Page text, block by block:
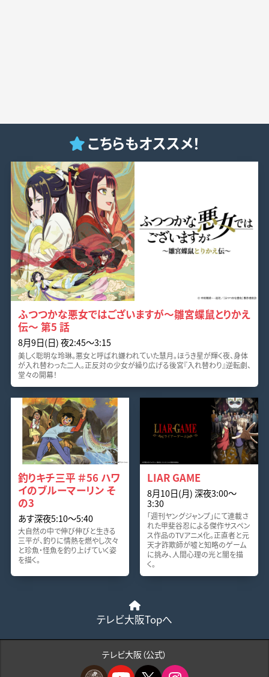
こちらもオススメ！
ふつつかな悪女ではございますが～雛宮蝶鼠とりかえ
伝～ 第5 話
8月9日(日) 夜2:45〜3:15
美しく聡明な玲琳。悪女と呼ばれ嫌われていた慧月。ほうき星が輝く夜、身体
が入れ替わった二人。正反対の少女が繰り広げる後宮『入れ替わり』逆転劇、
堂々の開幕！
釣りキチ三平 ＃56 ハワ
イのブルーマーリン そ
の3
あす深夜5:10〜5:40
大自然の中で伸び伸びと生きる
三平が、釣りに情熱を燃やし次々
と珍魚・怪魚を釣り上げていく姿
を描く。
LIAR GAME
8月10日(月) 深夜3:00〜
3:30
「週刊ヤングジャンプ」にて連載さ
れた甲斐谷忍による傑作サスペン
ス作品のTVアニメ化。正直者と元
天才詐欺師が嘘と知略のゲーム
に挑み、人間心理の光と闇を描
く。
テレビ大阪Topへ
テレビ大阪（公式）